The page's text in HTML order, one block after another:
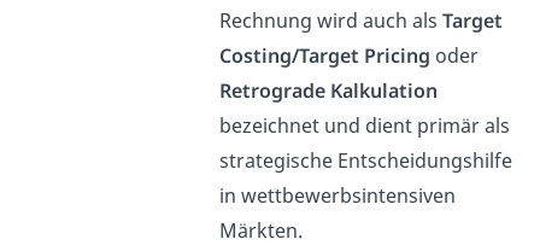
Rechnung wird auch als Target
Costing/Target Pricing oder
Retrograde Kalkulation
bezeichnet und dient primär als
strategische Entscheidungshilfe
in wettbewerbsintensiven
Märkten.